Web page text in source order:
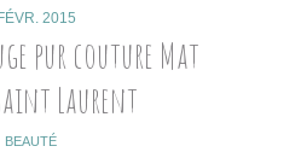
2015
pur couture Mat
Laurent
BEAUTÉ